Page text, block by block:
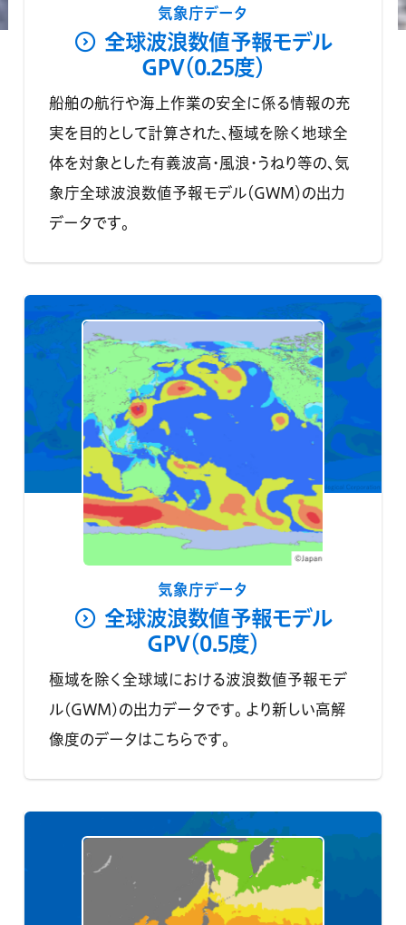
気象庁データ
全球波浪数値予報モデル
GPV（0.25度）
船舶の航行や海上作業の安全に係る情報の充
実を目的として計算された、極域を除く地球全
体を対象とした有義波高・風浪・うねり等の、気
象庁全球波浪数値予報モデル（GWM）の出力
データです。
気象庁データ
全球波浪数値予報モデル
GPV（0.5度）
極域を除く全球域における波浪数値予報モデ
ル(GWM)の出力データです。 より新しい高解
像度のデータはこちらです。